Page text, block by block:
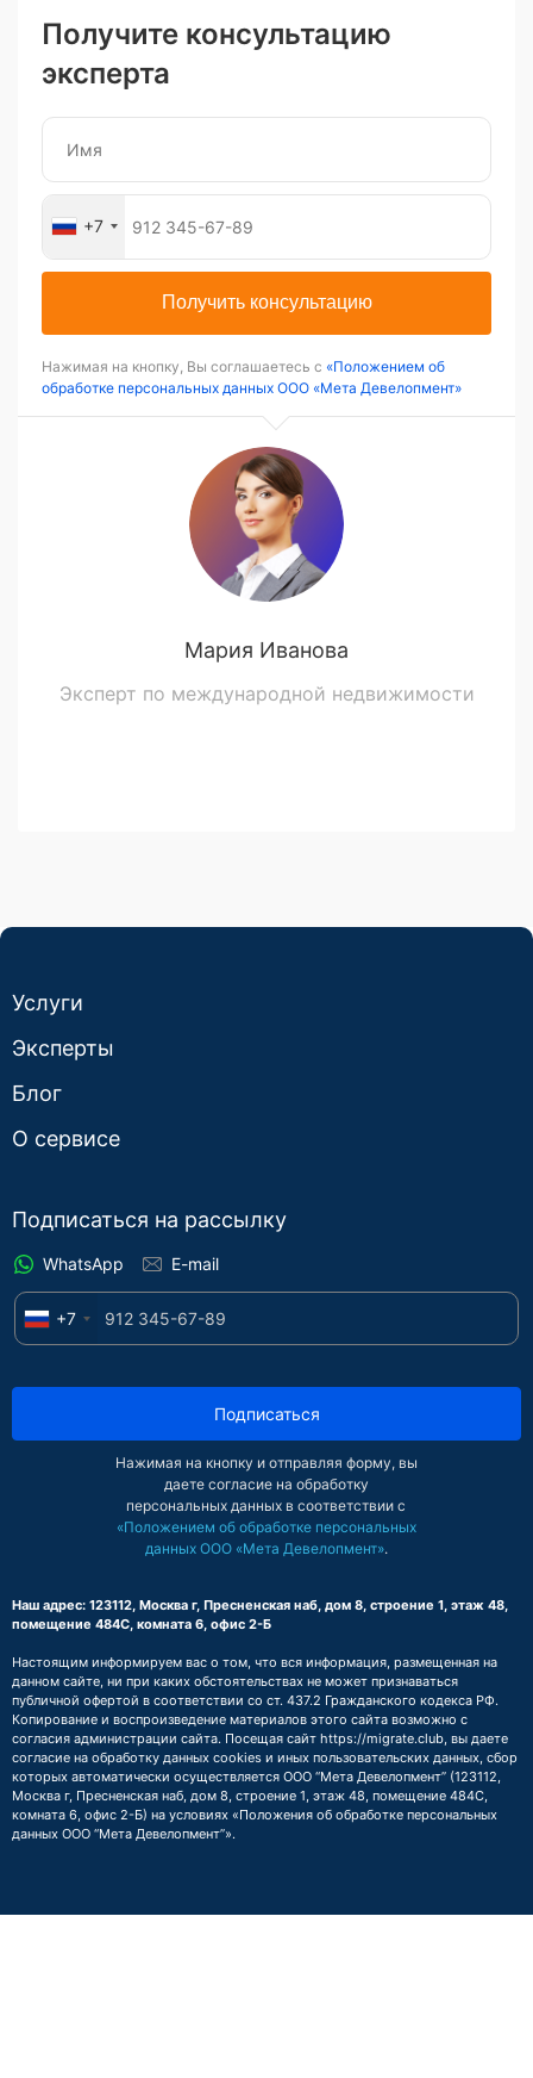
Получите консультацию
эксперта
+7
Получить консультацию
Нажимая на кнопку, Вы соглашаетесь с «Положением об
обработке персональных данных ООО «Мета Девелопмент»
Мария Иванова
Эксперт по международной недвижимости
Услуги
Эксперты
Блог
О сервисе
Подписаться на рассылку
WhatsApp E-mail
+7
Подписаться
Нажимая на кнопку и отправляя форму, вы
даете согласие на обработку
персональных данных в соответствии с
«Положением об обработке персональных
данных ООО «Мета Девелопмент».
Наш адрес: 123112, Москва г, Пресненская наб, дом 8, строение 1, этаж 48,
помещение 484С, комната 6, офис 2-Б
Настоящим информируем вас о том, что вся информация, размещенная на
данном сайте, ни при каких обстоятельствах не может признаваться
публичной офертой в соответствии со ст. 437.2 Гражданского кодекса РФ.
Копирование и воспроизведение материалов этого сайта возможно с
согласия администрации сайта. Посещая сайт https://migrate.club, вы даете
согласие на обработку данных cookies и иных пользовательских данных, сбор
которых автоматически осуществляется ООО “Мета Девелопмент” (123112,
Москва г, Пресненская наб, дом 8, строение 1, этаж 48, помещение 484С,
комната 6, офис 2-Б) на условиях «Положения об обработке персональных
данных ООО “Мета Девелопмент”».